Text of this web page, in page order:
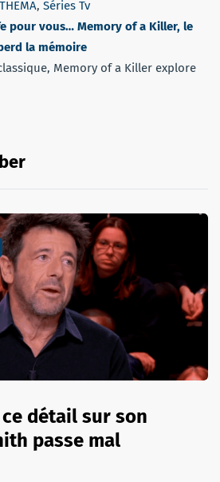
, Séries Tv
pour vous… Memory of a Killer, le
la mémoire
Memory of a Killer explore
détail sur son
passe mal